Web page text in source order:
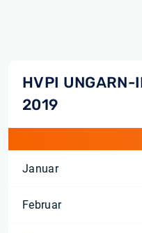
HVPI UNGARN-
2019
Januar
Februar